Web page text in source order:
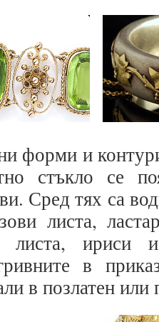
форми и
стъкло се
Сред тях са
листа,
листа, ириси
гривните в
в позлатен